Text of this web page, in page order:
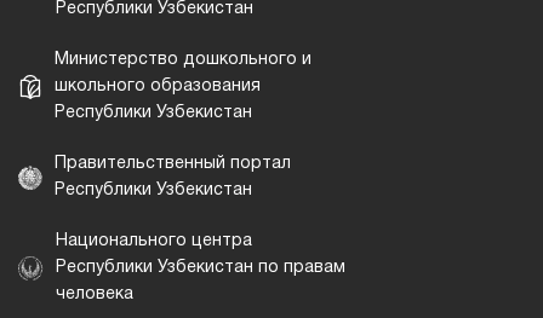
Республики Узбекистан
Министерство дошкольного и
школьного образования
Республики Узбекистан
Правительственный портал
Республики Узбекистан
Национального центра
Республики Узбекистан по правам
человека